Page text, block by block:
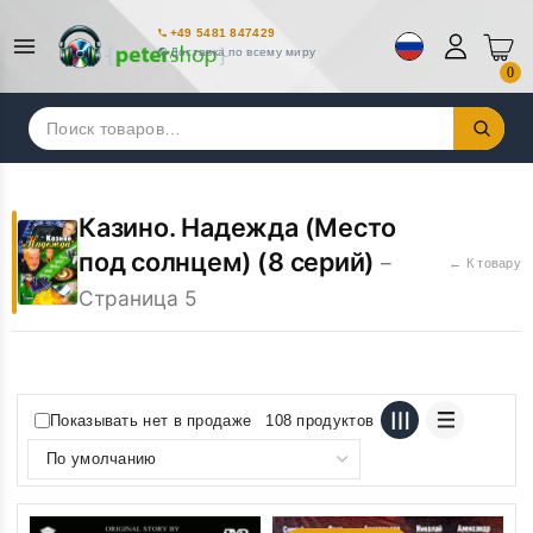
+49 5481 847429
Доставка по всему миру
0
Искать:
Казино. Надежда (Место
под солнцем) (8 серий) –
Страница 5
← К товару
Показывать нет в продаже 108 продуктов